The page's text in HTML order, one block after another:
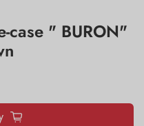
case " BURON"